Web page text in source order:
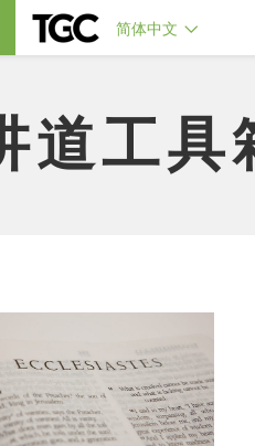
简体中文
道工具